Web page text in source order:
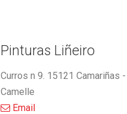
Pinturas Liñeiro
Curros n 9. 15121 Camariñas -
Camelle
Email